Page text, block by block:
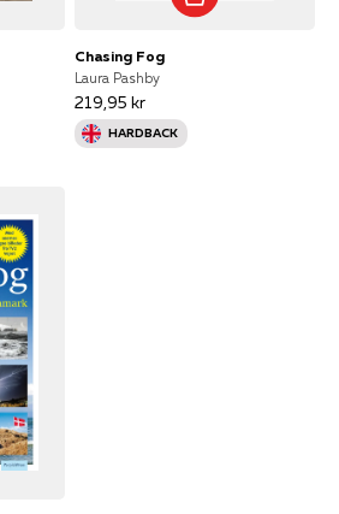
Chasing Fog
Laura Pashby
219,95 kr
HARDBACK